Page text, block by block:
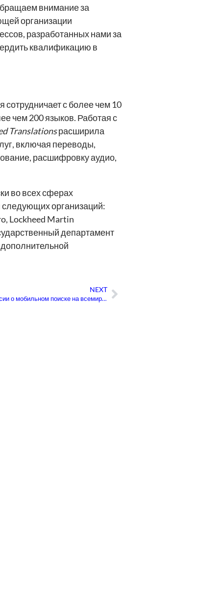
внимание за
организации
разработанных нами за
квалификацию в
с более чем 10
чем 200 языков. Работая с
Translationsрасширила
включая переводы,
расшифровку аудио,
во всех сферах
следующих организаций:
Lockheed Martin
департамент
NEXT
Наша компания ведет дискуссии о мобильном поиске на всемирной конференции по локализации 2012 в Сиэтле Следующая